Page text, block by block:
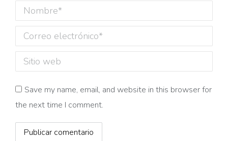
Nombre *
Correo electrónico *
Sitio web
Save my name, email, and website in this browser for
the next time I comment.
Publicar comentario